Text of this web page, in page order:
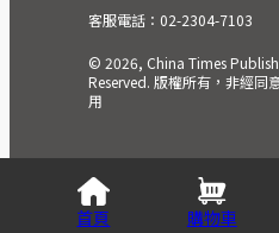
客服電話：02-2304-7103
© 2026, China Times
Reserved. 版權所有，非經同
用
首頁 購物車